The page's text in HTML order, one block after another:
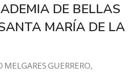
DE BELLAS
MARÍA DE LA
GUERRERO,